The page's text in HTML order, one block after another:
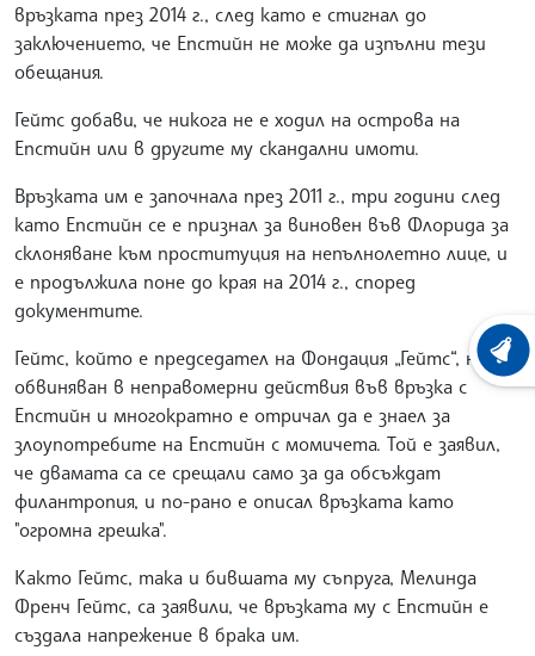
връзката през 2014 г., след като е стигнал до
заключението, че Епстийн не може да изпълни тези
обещания.
Гейтс добави, че никога не е ходил на острова на
Епстийн или в другите му скандални имоти.
Връзката им е започнала през 2011 г., три години след
като Епстийн се е признал за виновен във Флорида за
склоняване към проституция на непълнолетно лице, и
е продължила поне до края на 2014 г., според
документите.
Гейтс, който е председател на Фондация „Гейтс“, не е
обвиняван в неправомерни действия във връзка с
Епстийн и многократно е отричал да е знаел за
злоупотребите на Епстийн с момичета. Той е заявил,
че двамата са се срещали само за да обсъждат
филантропия, и по-рано е описал връзката като
"огромна грешка".
Както Гейтс, така и бившата му съпруга, Мелинда
Френч Гейтс, са заявили, че връзката му с Епстийн е
създала напрежение в брака им.